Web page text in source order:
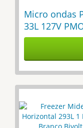
Micro ondas
33L 127V